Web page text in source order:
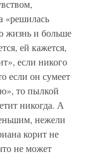
«решилась
жизнь и больше
ей кажется,
если никого
если он сумеет
то пылкой
никогда. А
нежели
корит не
не может